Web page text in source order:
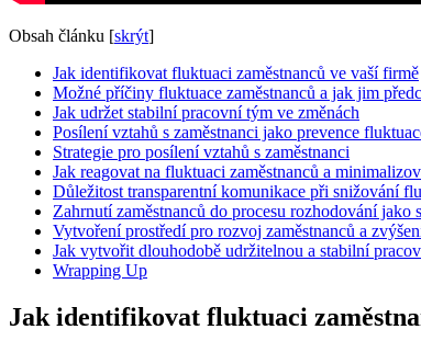
Obsah článku [skrýt]
Jak identifikovat fluktuaci zaměstnanců ve vaší firmě
Možné příčiny fluktuace zaměstnanců a jak jim
Jak udržet stabilní pracovní tým ve změnách
Posílení vztahů s zaměstnanci jako prevence
Strategie pro posílení vztahů s zaměstnanci
Jak reagovat na fluktuaci zaměstnanců a
Důležitost transparentní komunikace při snižování
Zahrnutí zaměstnanců do procesu rozhodování jako
Vytvoření prostředí pro rozvoj zaměstnanců a
Jak vytvořit dlouhodobě udržitelnou a stabilní
Wrapping Up
Jak identifikovat fluktuaci